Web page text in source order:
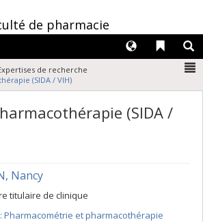
de pharmacie
Liens
Langues
de recherche
(SIDA / VIH)
(SIDA /
Nancy
titulaire de clinique
Pharmacométrie et pharmacothérapie